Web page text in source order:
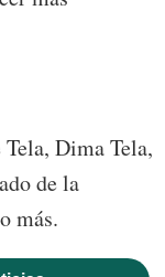
Dima Tela,
de la
más.